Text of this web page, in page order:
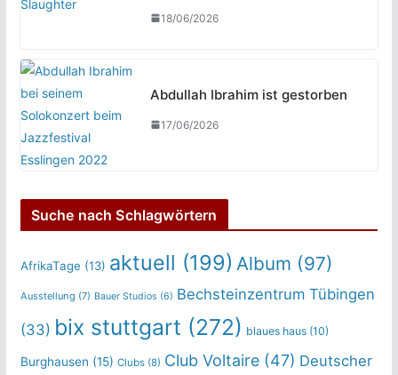
18/06/2026
Abdullah Ibrahim ist gestorben
17/06/2026
Suche nach Schlagwörtern
AfrikaTage (13) aktuell (199) Album (97)
Ausstellung (7) Bauer Studios (6) Bechsteinzentrum Tübingen
(33) bix stuttgart (272) blaues haus(10)
Burghausen (15) Clubs(8) Club Voltaire(47) Deutscher